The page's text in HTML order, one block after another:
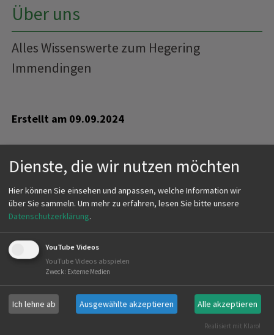
Über uns
Alles Wissenswerte zum Hegering
Immendingen
Erstellt am 09.09.2024
Gründungsjahr:1964
Mitgliederanzahl:~ 90 Mitglieder
Zugehörige Jagdreviere:Immendingen, Hattingen,
Hintschingen, Ippingen, Mauenheim, Zimmern,
Emmingen, Liptingen, Geisingen, Aulfingen, Kirchen-
Der Hegering Immendingen mit seinen zugehörigen
Dienste, die wir nutzen möchten
Hier können Sie einsehen und anpassen, welche Information wir
über Sie sammeln. Um mehr zu erfahren, lesen Sie bitte unsere
Datenschutzerklärung.
YouTube Videos
YouTube Videos abspielen
Zweck: Externe Medien
Ich lehne ab Ausgewählte akzeptieren Alle akzeptieren
Realisiert mit Klaro!